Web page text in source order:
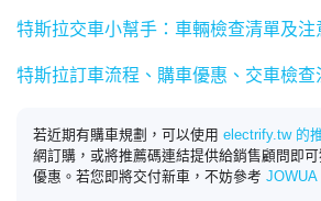
特斯拉交車小幫手：車輛檢查清單及注
特斯拉訂車流程、購車優惠、交車檢
若近期有購車規劃，可以使用 electrify.tw 的
網訂購，或將推薦碼連結提供給銷售顧問即
優惠。若您即將交付新車，不妨參考 JOWUA